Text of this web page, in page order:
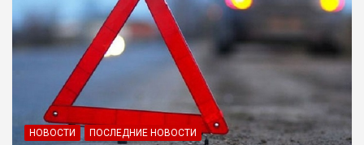
НОВОСТИ ПОСЛЕДНИЕ НОВОСТИ